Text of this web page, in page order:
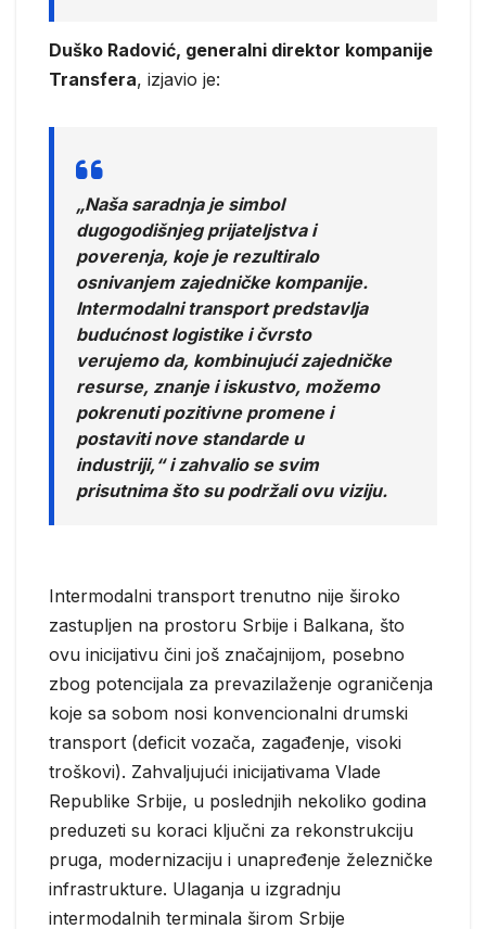
Duško Radović, generalni direktor kompanije
Transfera, izjavio je:
„Naša saradnja je simbol
dugogodišnjeg prijateljstva i
poverenja, koje je rezultiralo
osnivanjem zajedničke kompanije.
Intermodalni transport predstavlja
budućnost logistike i čvrsto
verujemo da, kombinujući zajedničke
resurse, znanje i iskustvo, možemo
pokrenuti pozitivne promene i
postaviti nove standarde u
industriji,“ i zahvalio se svim
prisutnima što su podržali ovu viziju.
Intermodalni transport trenutno nije široko
zastupljen na prostoru Srbije i Balkana, što
ovu inicijativu čini još značajnijom, posebno
zbog potencijala za prevazilaženje ograničenja
koje sa sobom nosi konvencionalni drumski
transport (deficit vozača, zagađenje, visoki
troškovi). Zahvaljujući inicijativama Vlade
Republike Srbije, u poslednjih nekoliko godina
preduzeti su koraci ključni za rekonstrukciju
pruga, modernizaciju i unapređenje železničke
infrastrukture. Ulaganja u izgradnju
intermodalnih terminala širom Srbije